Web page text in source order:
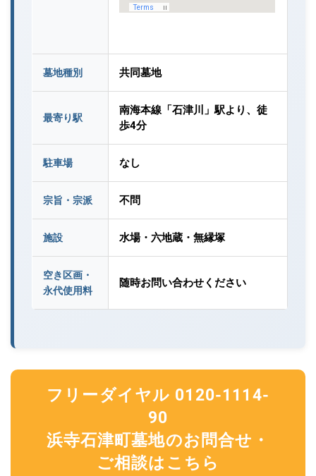
墓地種別 共同墓地
最寄り駅
南海本線「石津川」駅より、徒
歩4分
駐車場 なし
宗旨・宗派 不問
施設 水場・六地蔵・無縁塚
空き区画・
永代使用料
随時お問い合わせください
フリーダイヤル 0120-1114-
90
浜寺石津町墓地のお問合せ・
ご相談はこちら